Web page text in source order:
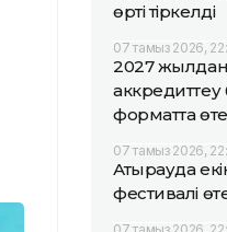
өрті тіркелді
07 тамыз 2026,
2027
форматта
07 тамыз 2026,
Атырауда
фестивалі